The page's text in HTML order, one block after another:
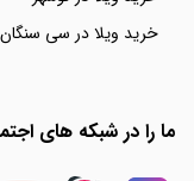
خرید ویلا در سی سنگان
ما را در شبکه های